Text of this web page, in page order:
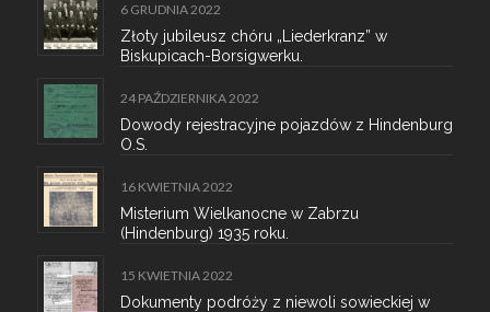
6 GRUDNIA 2022
Złoty jubileusz chóru „Liederkranz” w
Biskupicach-Borsigwerku.
24 PAŹDZIERNIKA 2022
Dowody rejestracyjne pojazdów z Hindenburg
O.S.
16 KWIETNIA 2022
Misterium Wielkanocne w Zabrzu
(Hindenburg) 1935 roku.
15 KWIETNIA 2022
Dokumenty podróży z niewoli sowieckiej w